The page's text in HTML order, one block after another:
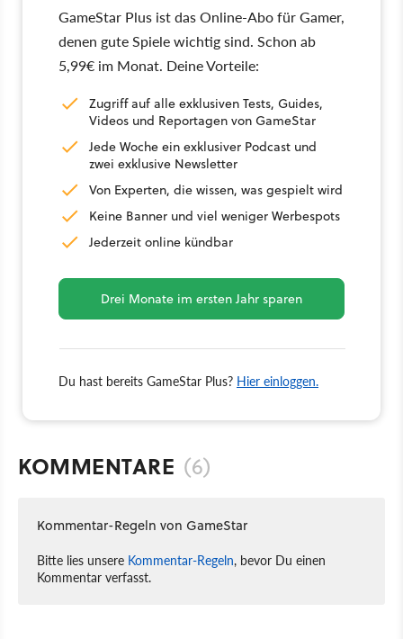
GameStar Plus ist das Online-Abo für Gamer,
denen gute Spiele wichtig sind. Schon ab
5,99€ im Monat. Deine Vorteile:
Zugriff auf alle exklusiven Tests, Guides,
Videos und Reportagen von GameStar
Jede Woche ein exklusiver Podcast und
zwei exklusive Newsletter
Von Experten, die wissen, was gespielt wird
Keine Banner und viel weniger Werbespots
Jederzeit online kündbar
Drei Monate im ersten Jahr sparen
Du hast bereits GameStar Plus? Hier einloggen.
KOMMENTARE (6)
Kommentar-Regeln von GameStar
Bitte lies unsere Kommentar-Regeln, bevor Du einen
Kommentar verfasst.